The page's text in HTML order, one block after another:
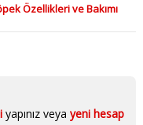
Özellikleri ve Bakımı
yapınız veya yeni hesap